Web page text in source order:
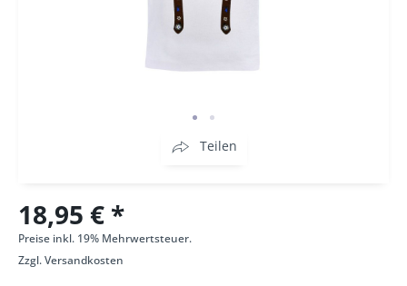
Teilen
18,95 € *
Preise inkl. 19% Mehrwertsteuer.
Zzgl.Versandkosten